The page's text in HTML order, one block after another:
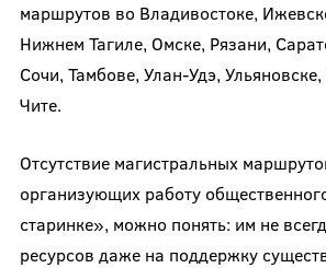
маршрутов во Владивостоке,
Нижнем Тагиле, Омске, Рязани,
Сочи, Тамбове, Улан-Удэ,
Чите.
Отсутствие магистральных
организующих работу
старинке», можно понять: им не
ресурсов даже на поддержку